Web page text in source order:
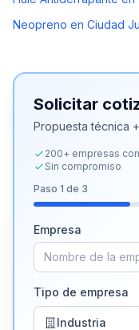
Neopreno en Ciudad
Solicitar
Propuesta técnica
200+ empresas
Sin compromiso
Paso 1 de 3
Empresa
Tipo de empresa
Industria